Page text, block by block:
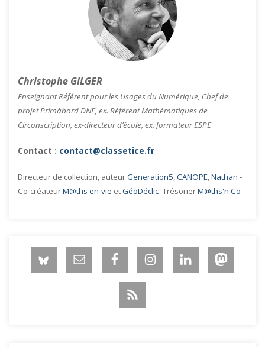
Christophe GILGER
Enseignant Référent pour les Usages du Numérique, Chef de
projet Primàbord DNE, ex. Référent Mathématiques de
Circonscription, ex-directeur d’école, ex. formateur ESPE
Contact : contact@classetice.fr
Directeur de collection, auteurGeneration5,CANOPE,Nathan -
Co-créateurM@ths en-vie etGéoDéclic- TrésorierM@ths'n Co